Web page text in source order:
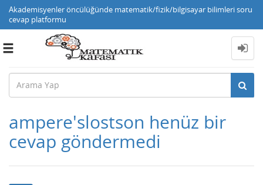
Akademisyenler öncülüğünde matematik/fizik/bilgisayar bilimleri soru
cevap platformu
Toggle
ampere'slostson henüz bir
cevap göndermedi